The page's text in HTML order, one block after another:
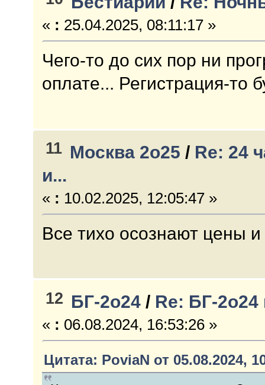
« : 25.04.2025, 08:11:17 »
Чего-то до сих пор ни
оплате... Регистрация-то
11 Москва 2о25 / Re: 24
и...
« : 10.02.2025, 12:05:47 »
Все тихо осознают цены
12 БГ-2о24 / Re: БГ-2о24
« : 06.08.2024, 16:53:26 »
Цитата: PoviaN от 05.08.2024,